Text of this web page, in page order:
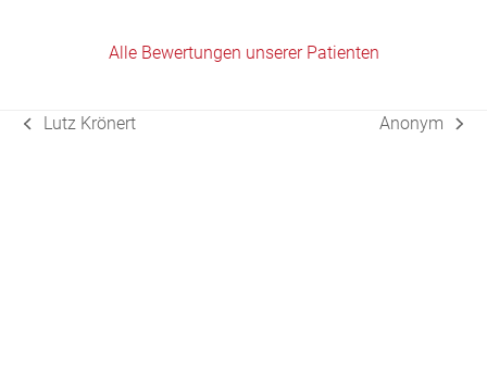
Alle Bewertungen unserer Patienten
vorheriger
Lutz Krönert
Nächster
Anonym